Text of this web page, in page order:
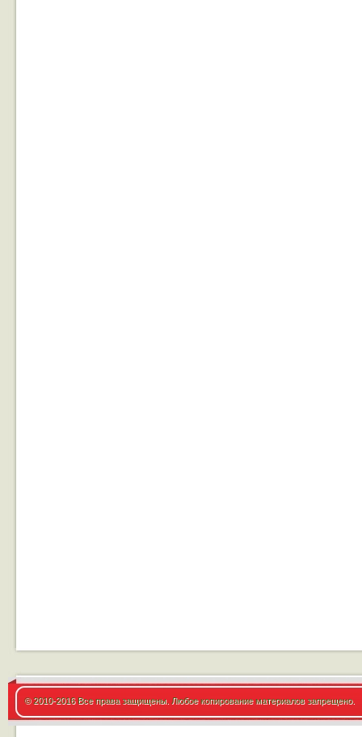
© 2010-2016 Все права защищены. Любое копирование материалов запрещено.